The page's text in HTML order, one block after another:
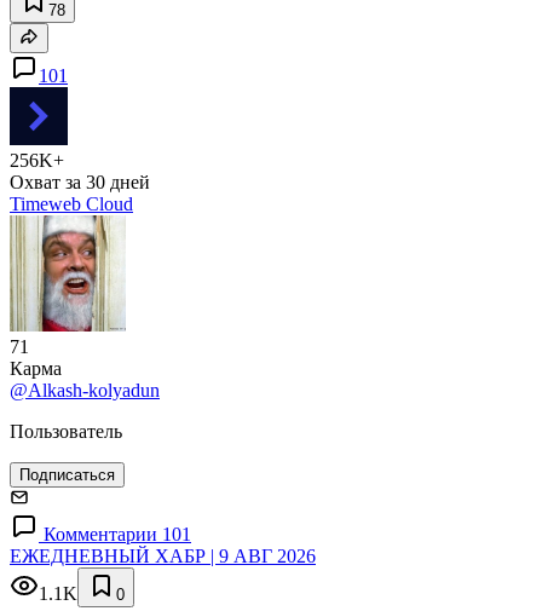
78
101
256K+
Охват за 30 дней
Timeweb Cloud
71
Карма
@Alkash-kolyadun
Пользователь
Подписаться
Комментарии 101
ЕЖЕДНЕВНЫЙ ХАБР | 9 АВГ 2026
1.1K
0